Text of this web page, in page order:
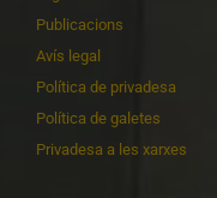
Publicacions
Avís legal
Política de privadesa
Política de galetes
Privadesa a les xarxes